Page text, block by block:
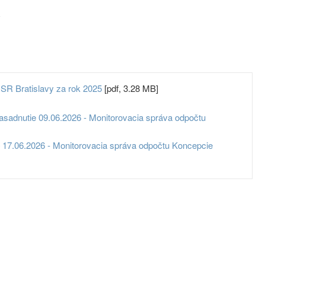
Bratislavy za rok 2025 [pdf, 3.28 MB]
09.06.2026 - Monitorovacia správa odpočtu
- Monitorovacia správa odpočtu Koncepcie